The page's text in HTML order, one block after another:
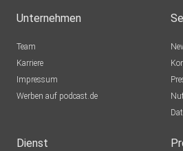
Unternehmen
Team
Karriere
Impressum
Werben auf podcast.de
Dienst